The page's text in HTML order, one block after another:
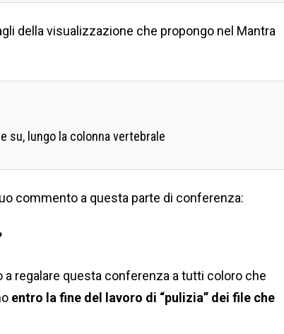
della visualizzazione che propongo nel Mantra
su, lungo la colonna vertebrale
commento a questa parte di conferenza:
regalare questa conferenza a tutti coloro che
entro la fine del lavoro di “pulizia” dei file che